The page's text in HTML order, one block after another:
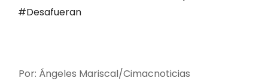
#Desafueran
Por: Ángeles Mariscal/Cimacnoticias